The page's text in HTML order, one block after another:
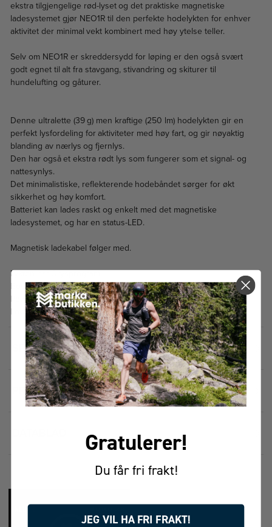
ekstra tilgjengelige rød-lyset og det praktiske magnetiske
ladesystemet gjør NEO1R til den perfekte hodelykten for enhver
aktivitet der minimal vekt kombinert med høy ytelse teller.
Selv om NEO1R er skreddersydd for løping er den også svært
godt egnet til alt fra stavgang, stivandring og skiturer til
hundelufting og gåturer.
Denne ultralette (39 g) men kraftige (250 lm) hodelykten gir en
perfekt lysfordeling for aktiviteter med høy fart, og gir nøyaktig
blanding av nærlys og fjernlys.
Den har også et ekstra rødt lys som fungerer som et signal- og
nattesynlys.
Det minimalistiske, reflekterende hodebåndet sørger for økt
sikkerhet og høy komfort.
Batteriet kan lades raskt og enkelt med det magnetiske
ladesystemet, og har en status-LED.
Magnetisk ladekabel følger med.
Lykten har 3 lysprogram;
Boost- 250 lumen – 80 meter
Power-150 lumen – 50meter
Low power 20 lumen - 15meter
SPESIFIKASJONER 9
PRISHISTORIKK
Gratulerer!
Du får fri frakt!
JEG VIL HA FRI FRAKT!